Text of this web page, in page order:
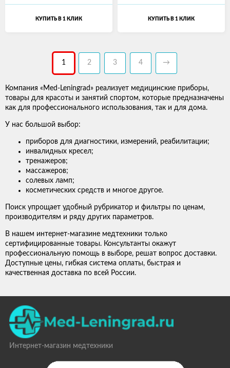
КУПИТЬ В 1 КЛИК КУПИТЬ В 1 КЛИК
1 2 3 4 →
Компания «Med-Leningrad» реализует медицинские приборы,
товары для красоты и занятий спортом, которые предназначены
как для профессионального использования, так и для дома.
У нас большой выбор:
приборов для диагностики, измерений, реабилитации;
инвалидных кресел;
тренажеров;
массажеров;
солевых ламп;
косметических средств и многое другое.
Поиск упрощает удобный рубрикатор и фильтры по ценам,
производителям и ряду других параметров.
В нашем интернет-магазине медтехники только
сертифицированные товары. Консультанты окажут
профессиональную помощь в выборе, решат вопрос доставки.
Доступные цены, гибкая система оплаты, быстрая и
качественная доставка по всей России.
Интернет-магазин медтехники